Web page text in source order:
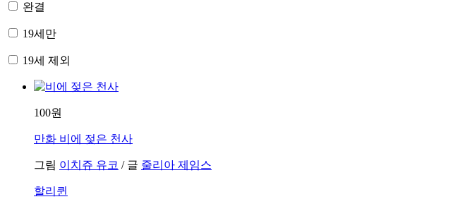
완결
19세만
19세 제외
100원
만화 비에 젖은 천사
그림 이치쥬 유코 / 글 줄리아 제임스
할리퀸